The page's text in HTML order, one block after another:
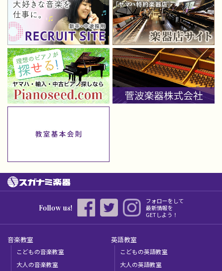
Follow us!
フォローをして
最新情報を
GETしよう！
音楽教室
こどもの音楽教室
大人の音楽教室
英語教室
こどもの英語教室
大人の英語教室